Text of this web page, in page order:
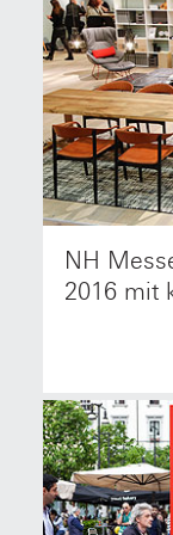
NH
2016 mit